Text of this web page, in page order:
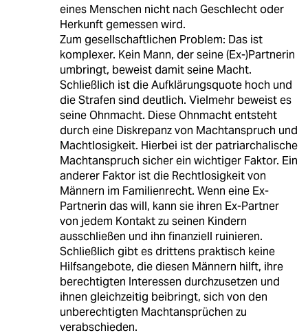
eines Menschen nicht nach Geschlecht oder
Herkunft gemessen wird.
Zum gesellschaftlichen Problem: Das ist
komplexer. Kein Mann, der seine (Ex-)Partnerin
umbringt, beweist damit seine Macht.
Schließlich ist die Aufklärungsquote hoch und
die Strafen sind deutlich. Vielmehr beweist es
seine Ohnmacht. Diese Ohnmacht entsteht
durch eine Diskrepanz von Machtanspruch und
Machtlosigkeit. Hierbei ist der patriarchalische
Machtanspruch sicher ein wichtiger Faktor. Ein
anderer Faktor ist die Rechtlosigkeit von
Männern im Familienrecht. Wenn eine Ex-
Partnerin das will, kann sie ihren Ex-Partner
von jedem Kontakt zu seinen Kindern
ausschließen und ihn finanziell ruinieren.
Schließlich gibt es drittens praktisch keine
Hilfsangebote, die diesen Männern hilft, ihre
berechtigten Interessen durchzusetzen und
ihnen gleichzeitig beibringt, sich von den
unberechtigten Machtansprüchen zu
verabschieden.